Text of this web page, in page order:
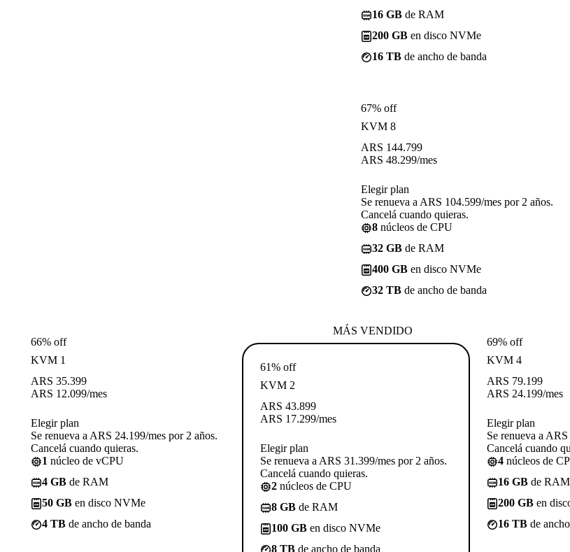
16 GB de RAM
200 GB en disco NVMe
16 TB de ancho de banda
67% off
KVM 8
ARS 144.799
ARS 48.299/mes
Elegir plan
Se renueva a ARS 104.599/mes por 2 años.
Cancelá cuando quieras.
8 núcleos de CPU
32 GB de RAM
400 GB en disco NVMe
32 TB de ancho de banda
66% off
KVM 1
ARS 35.399
ARS 12.099/mes
Elegir plan
Se renueva a ARS 24.199/mes por 2 años.
Cancelá cuando quieras.
1 núcleo de vCPU
4 GB de RAM
50 GB en disco NVMe
4 TB de ancho de banda
MÁS VENDIDO
61% off
KVM 2
ARS 43.899
ARS 17.299/mes
Elegir plan
Se renueva a ARS 31.399/mes por 2 años.
Cancelá cuando quieras.
2 núcleos de CPU
8 GB de RAM
100 GB en disco NVMe
8 TB de ancho de banda
69% off
KVM 4
ARS 79.199
ARS 24.199/mes
Elegir plan
Se renueva a
Cancelá cuando
4 núcleos de
16 GB de RAM
200 GB en
16 TB de